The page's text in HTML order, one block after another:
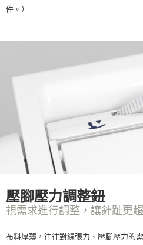
件。）
壓腳壓力調整鈕
視需求進行調整，讓針趾更
布料厚薄，往往對線張力、壓腳壓力的